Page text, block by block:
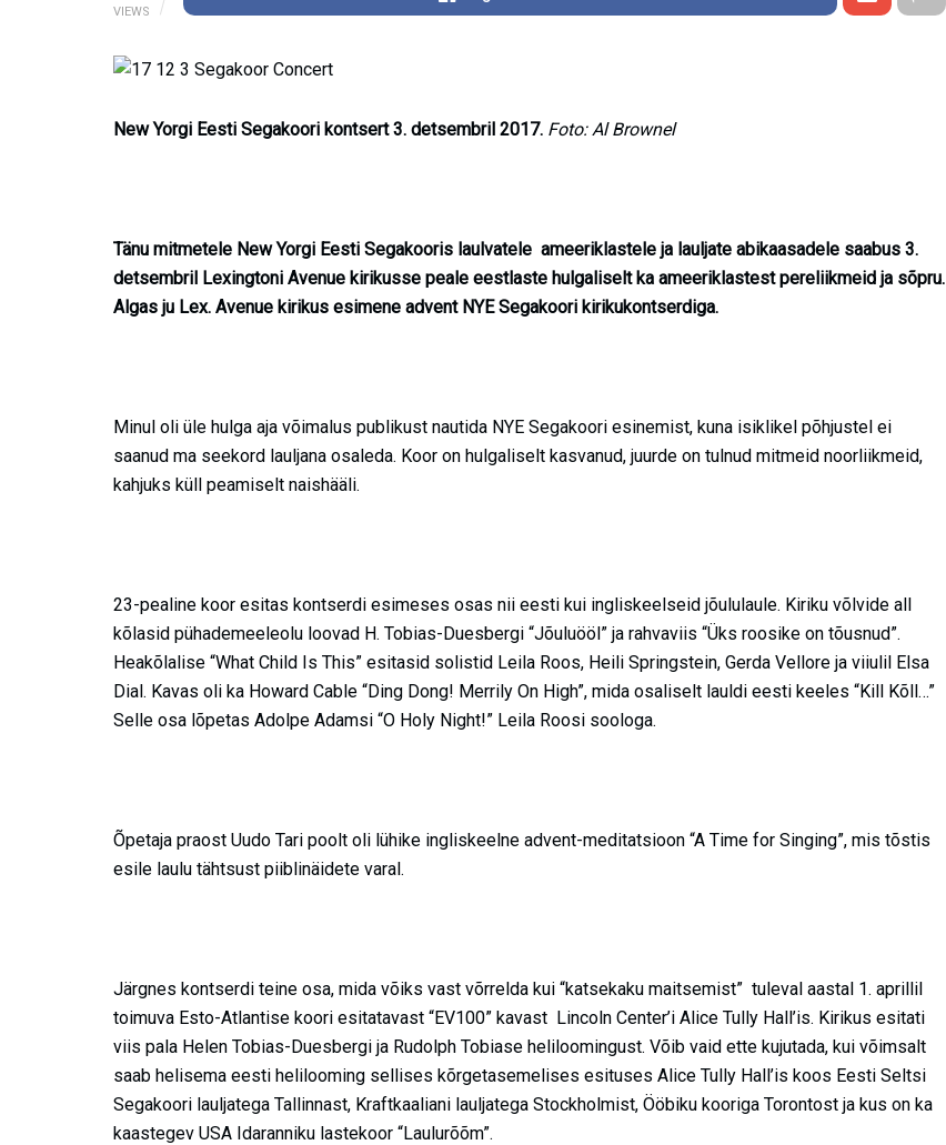
VIEWS
New Yorgi Eesti Segakoori kontsert 3. detsembril 2017. Foto: Al Brownel
Tänu mitmetele New Yorgi Eesti Segakooris laulvatele ameeriklastele ja lauljate abikaasadele saabus 3.
detsembril Lexingtoni Avenue kirikusse peale eestlaste hulgaliselt ka ameeriklastest pereliikmeid ja sõpru.
Algas ju Lex. Avenue kirikus esimene advent NYE Segakoori kirikukontserdiga.
Minul oli üle hulga aja võimalus publikust nautida NYE Segakoori esinemist, kuna isiklikel põhjustel ei
saanud ma seekord lauljana osaleda. Koor on hulgaliselt kasvanud, juurde on tulnud mitmeid noorliikmeid,
kahjuks küll peamiselt naishääli.
23-pealine koor esitas kontserdi esimeses osas nii eesti kui ingliskeelseid jõululaule. Kiriku võlvide all
kõlasid pühademeeleolu loovad H. Tobias-Duesbergi “Jõuluööl” ja rahvaviis “Üks roosike on tõusnud”.
Heakõlalise “What Child Is This” esitasid solistid Leila Roos, Heili Springstein, Gerda Vellore ja viiulil Elsa
Dial. Kavas oli ka Howard Cable “Ding Dong! Merrily On High”, mida osaliselt lauldi eesti keeles “Kill Kõll…”
Selle osa lõpetas Adolpe Adamsi “O Holy Night!” Leila Roosi soologa.
Õpetaja praost Uudo Tari poolt oli lühike ingliskeelne advent-meditatsioon “A Time for Singing”, mis tõstis
esile laulu tähtsust piiblinäidete varal.
Järgnes kontserdi teine osa, mida võiks vast võrrelda kui “katsekaku maitsemist” tuleval aastal 1. aprillil
toimuva Esto-Atlantise koori esitatavast “EV100” kavast Lincoln Center’i Alice Tully Hall’is. Kirikus esitati
viis pala Helen Tobias-Duesbergi ja Rudolph Tobiase heliloomingust. Võib vaid ette kujutada, kui võimsalt
saab helisema eesti helilooming sellises kõrgetasemelises esituses Alice Tully Hall’is koos Eesti Seltsi
Segakoori lauljatega Tallinnast, Kraftkaaliani lauljatega Stockholmist, Ööbiku kooriga Torontost ja kus on ka
kaastegev USA Idaranniku lastekoor “Laulurõõm”.